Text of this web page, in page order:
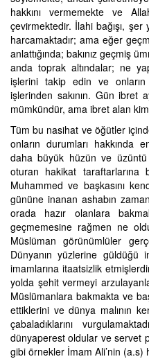
hakkını vermemekte ve
çevirmektedir. İlahi bağışı,
harcamaktadır; ama eğer
anlattığında; bakınız geçmiş
anda toprak altındalar; ne
işlerini takip edin ve
işlerinden sakının. Gün ibret
mümkündür, ama ibret alan
Tüm bu nasihat ve öğütler
onların durumları hakkında
daha büyük hüzün ve
oturan hakikat taraftarlarına
Muhammed ve başkasını
gününe inanan ashabın
orada hazır olanlara
geçmemesine rağmen ne
Müslüman görünümlüler
Dünyanın yüzlerine güldüğü
imamlarına itaatsizlik
yolda şehit vermeyi
Müslümanlara bakmakta ve
ettiklerini ve dünya malının
çabaladıklarını
dünyaperest oldular ve servet
gibi örnekler İmam Ali’nin